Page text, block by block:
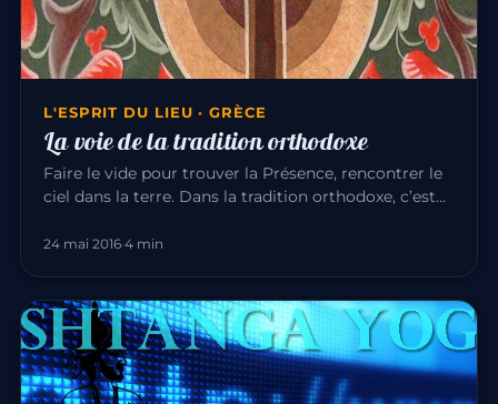
L'ESPRIT DU LIEU · GRÈCE
La voie de la tradition orthodoxe
Faire le vide pour trouver la Présence, rencontrer le
ciel dans la terre. Dans la tradition orthodoxe, c’est
24 mai 2016·4 min